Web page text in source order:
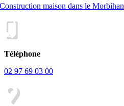
Construction maison dans le Morbihan
Téléphone
02 97 69 03 00